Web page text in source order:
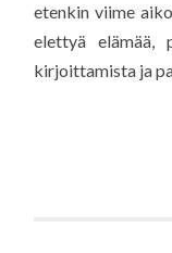
etenkin viime
elettyä elämää,
kirjoittamista ja